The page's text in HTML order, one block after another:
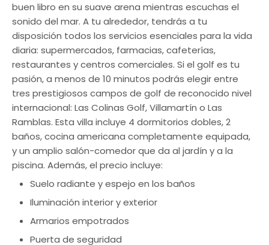
buen libro en su suave arena mientras escuchas el
sonido del mar. A tu alrededor, tendrás a tu
disposición todos los servicios esenciales para la vida
diaria: supermercados, farmacias, cafeterías,
restaurantes y centros comerciales. Si el golf es tu
pasión, a menos de 10 minutos podrás elegir entre
tres prestigiosos campos de golf de reconocido nivel
internacional: Las Colinas Golf, Villamartín o Las
Ramblas. Esta villa incluye 4 dormitorios dobles, 2
baños, cocina americana completamente equipada,
y un amplio salón-comedor que da al jardín y a la
piscina. Además, el precio incluye:
Suelo radiante y espejo en los baños
Iluminación interior y exterior
Armarios empotrados
Puerta de seguridad